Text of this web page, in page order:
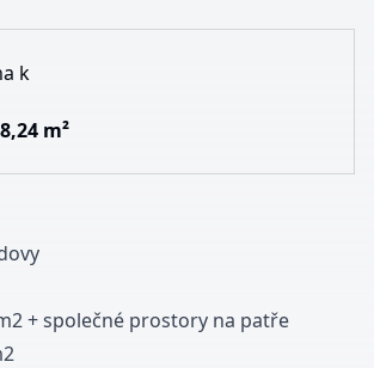
k
m²
+ společné prostory na patře